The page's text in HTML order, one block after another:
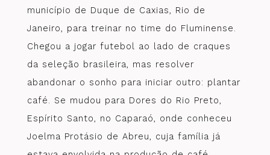
município de Duque de Caxias, Rio de
Janeiro, para treinar no time do Fluminense.
Chegou a jogar futebol ao lado de craques
da seleção brasileira, mas resolver
abandonar o sonho para iniciar outro: plantar
café. Se mudou para Dores do Rio Preto,
Espírito Santo, no Caparaó, onde conheceu
Joelma Protásio de Abreu, cuja família já